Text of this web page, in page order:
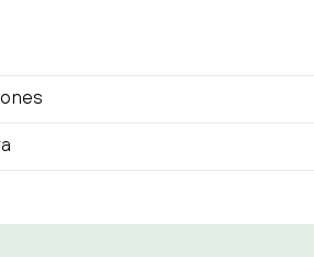
de la importancia de la familia y la